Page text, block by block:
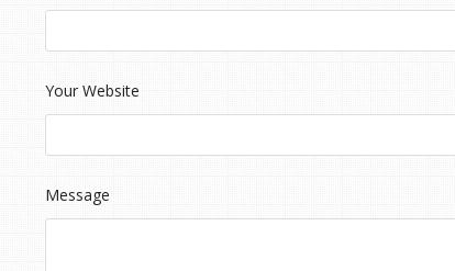
Your Website
Message